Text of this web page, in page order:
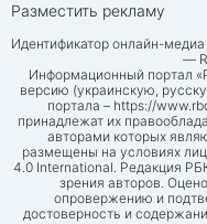
Разместить рекламу
Идентификатор онлайн-
—
Информационный портал
версию (украинскую,
портала – https://
принадлежат их
авторами которых
размещены на условиях
4.0 International. Редакция
зрения авторов.
опровержению и
достоверность и